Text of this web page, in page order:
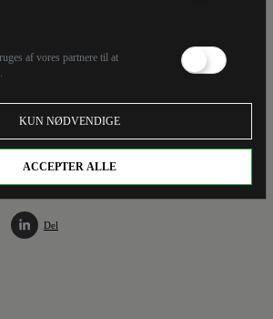
af vores partnere til at
KUN NØDVENDIGE
ACCEPTER ALLE
Del